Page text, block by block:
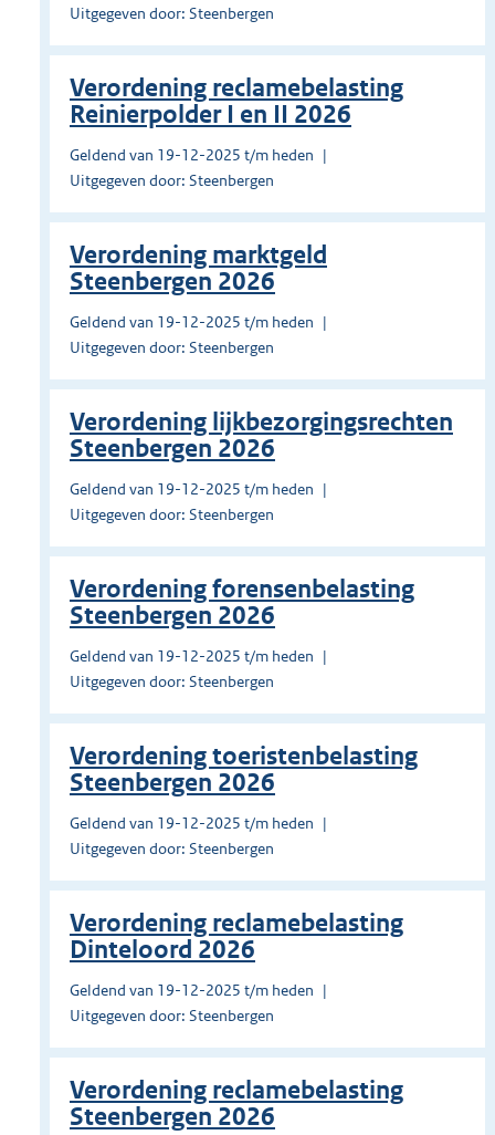
Uitgegeven door: Steenbergen
Verordening reclamebelasting
Reinierpolder I en II 2026
Geldend van 19-12-2025 t/m heden
Uitgegeven door: Steenbergen
Verordening marktgeld
Steenbergen 2026
Geldend van 19-12-2025 t/m heden
Uitgegeven door: Steenbergen
Verordening lijkbezorgingsrechten
Steenbergen 2026
Geldend van 19-12-2025 t/m heden
Uitgegeven door: Steenbergen
Verordening forensenbelasting
Steenbergen 2026
Geldend van 19-12-2025 t/m heden
Uitgegeven door: Steenbergen
Verordening toeristenbelasting
Steenbergen 2026
Geldend van 19-12-2025 t/m heden
Uitgegeven door: Steenbergen
Verordening reclamebelasting
Dinteloord 2026
Geldend van 19-12-2025 t/m heden
Uitgegeven door: Steenbergen
Verordening reclamebelasting
Steenbergen 2026